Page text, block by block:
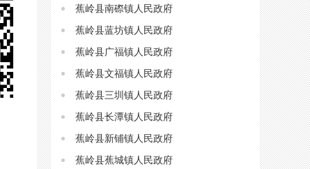
蕉岭县南磜镇人民政府
蕉岭县蓝坊镇人民政府
蕉岭县广福镇人民政府
蕉岭县文福镇人民政府
蕉岭县三圳镇人民政府
蕉岭县长潭镇人民政府
蕉岭县新铺镇人民政府
蕉岭县蕉城镇人民政府